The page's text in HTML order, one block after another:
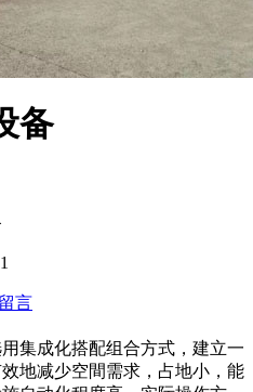
备
言
成化搭配组合方式，建立一
地减少空間需求，占地小，能